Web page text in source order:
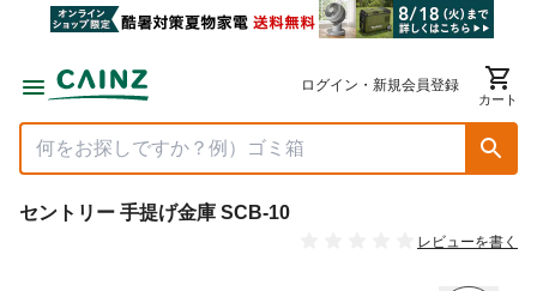
ログイン・新規会員登録
カート
セントリー 手提げ金庫 SCB-10
レビューを書く